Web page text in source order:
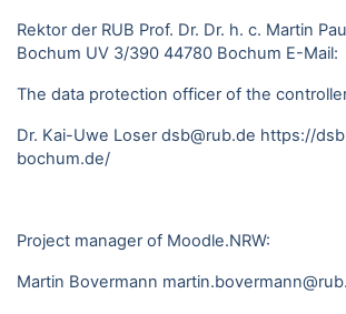
Rektor der RUB Prof. Dr. Dr. h. c. Martin
Bochum UV 3/390 44780 Bochum E-
The data protection officer of the
Dr. Kai-Uwe Loser dsb@rub.de https://
bochum.de/
Project manager of Moodle.NRW:
Martin Bovermann